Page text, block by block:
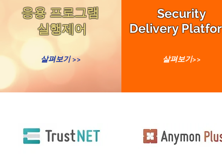
응용 프로그램
​실행제어
살펴보기 >>
Security
Delivery
살펴보기>>